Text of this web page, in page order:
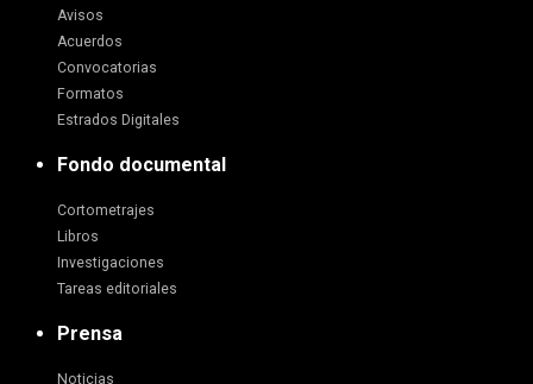
Avisos
Acuerdos
Convocatorias
Formatos
Estrados Digitales
Fondo documental
Cortometrajes
Libros
Investigaciones
Tareas editoriales
Prensa
Noticias